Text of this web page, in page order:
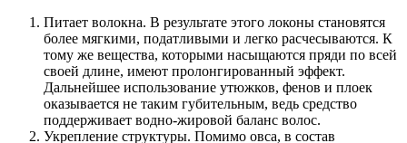
Питает волокна. В результате этого локоны становятся
более мягкими, податливыми и легко расчесываются. К
тому же вещества, которыми насыщаются пряди по всей
своей длине, имеют пролонгированный эффект.
Дальнейшее использование утюжков, фенов и плоек
оказывается не таким губительным, ведь средство
поддерживает водно-жировой баланс волос.
Укрепление структуры. Помимо овса, в состав